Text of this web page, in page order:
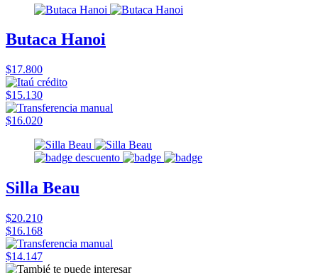
Butaca Hanoi
$17.800
$15.130
$16.020
Silla Beau
$20.210
$16.168
$14.147